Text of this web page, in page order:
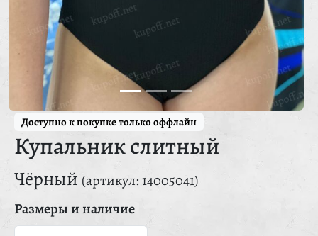
Доступно к покупке только оффлайн
Купальник слитный
Чёрный (артикул: 14005041)
Размеры и наличие